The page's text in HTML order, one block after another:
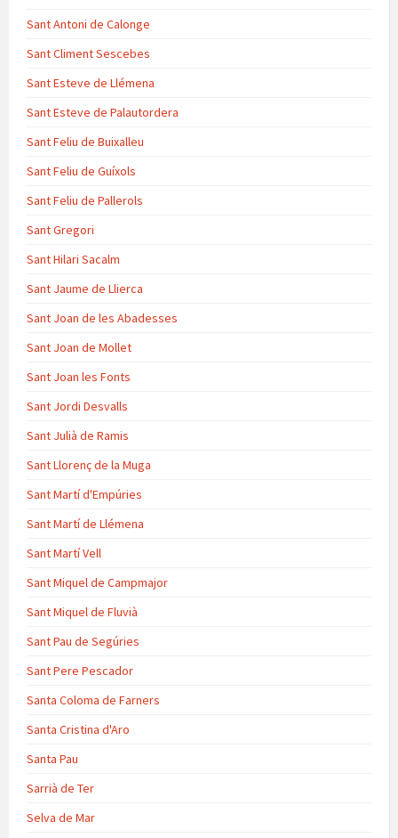
Sant Antoni de Calonge
Sant Climent Sescebes
Sant Esteve de Llémena
Sant Esteve de Palautordera
Sant Feliu de Buixalleu
Sant Feliu de Guíxols
Sant Feliu de Pallerols
Sant Gregori
Sant Hilari Sacalm
Sant Jaume de Llierca
Sant Joan de les Abadesses
Sant Joan de Mollet
Sant Joan les Fonts
Sant Jordi Desvalls
Sant Julià de Ramis
Sant Llorenç de la Muga
Sant Martí d'Empúries
Sant Martí de Llémena
Sant Martí Vell
Sant Miquel de Campmajor
Sant Miquel de Fluvià
Sant Pau de Segúries
Sant Pere Pescador
Santa Coloma de Farners
Santa Cristina d'Aro
Santa Pau
Sarrià de Ter
Selva de Mar